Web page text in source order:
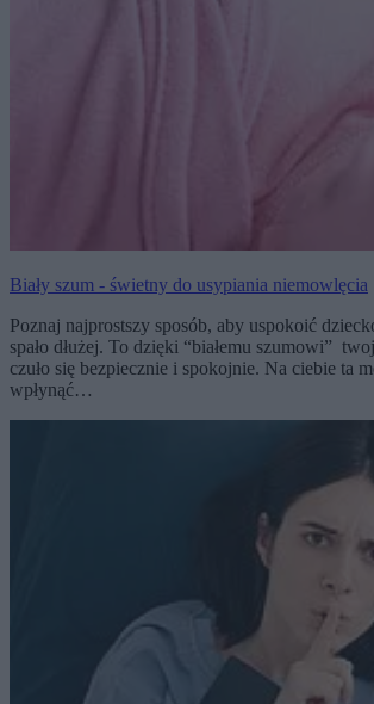
Biały szum - świetny do usypiania niemowlęcia
Poznaj najprostszy sposób, aby uspokoić
spało dłużej. To dzięki “białemu szumowi”
czuło się bezpiecznie i spokojnie. Na ciebie ta
wpłynąć…